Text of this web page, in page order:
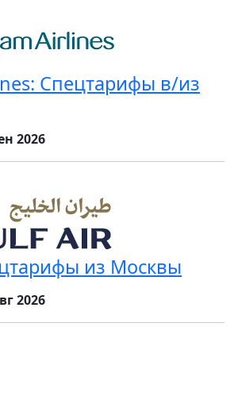
Спецтарифы в/из
2026
из Москвы
2026